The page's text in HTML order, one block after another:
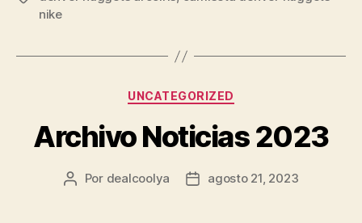
nike
Categorías
UNCATEGORIZED
Archivo Noticias 2023
Autor
Por dealcoolya
Fechaagosto 21, 2023